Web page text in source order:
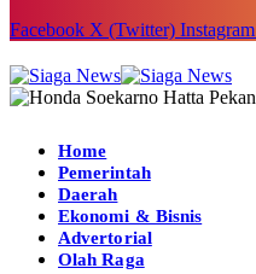
Facebook X (Twitter) Instagram
Home
Pemerintah
Daerah
Ekonomi & Bisnis
Advertorial
Olah Raga